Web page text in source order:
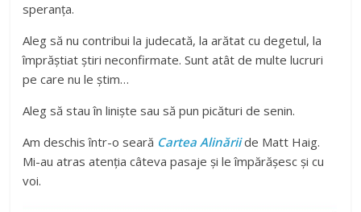
speranța.
Aleg să nu contribui la judecată, la arătat cu degetul, la
împrăștiat știri neconfirmate. Sunt atât de multe lucruri
pe care nu le știm…
Aleg să stau în liniște sau să pun picături de senin.
Am deschis într-o seară Cartea Alinăriide Matt Haig.
Mi-au atras atenția câteva pasaje și le împărășesc și cu
voi.